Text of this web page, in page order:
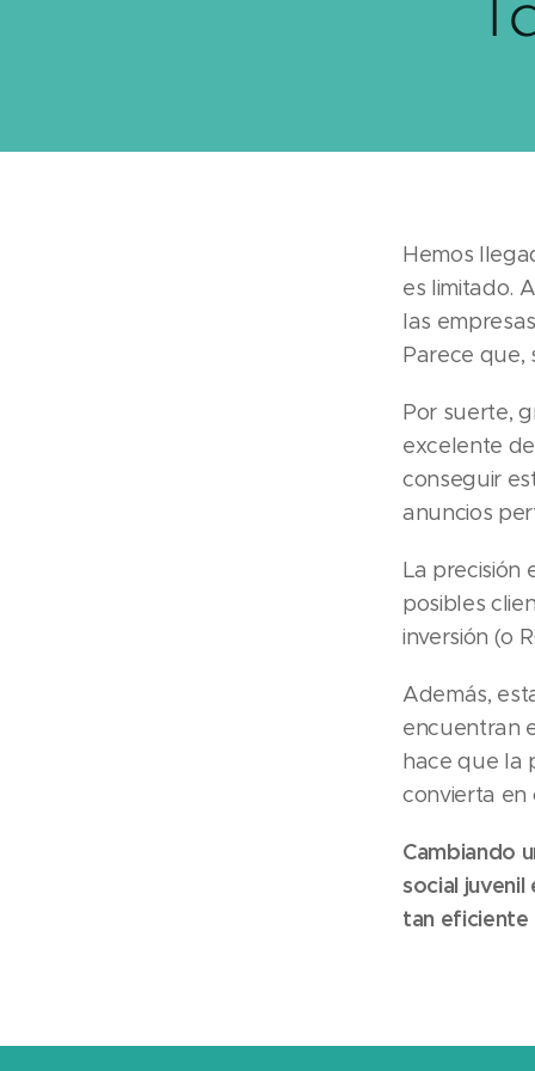
Hemos
es limitado.
las
Parece que,
Por suerte,
excelente
conseguir
anuncios
La precisión
posibles
inversión (o
Además,
encuentran
hace que la
convierta en
Cambiando
social
tan eficiente